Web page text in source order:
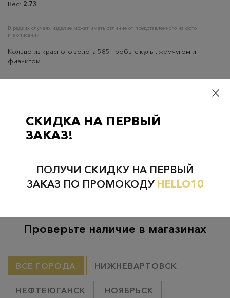
Вес: 2.73
В редких случаях изделие может иметь отличие от представленного на фото
и в описании
Кольцо из красного золота 585 пробы с культ. жемчугом и
фианитом
Самовывоз из пунктов выдачи CDEK
оплачен, в остальных случаях 300 руб.
товар оплачен, в остальных случаях 300 руб.
Проверьте наличие в магазинах
ВСЕ ГОРОДА НИЖНЕВАРТОВСК
НЕФТЕЮГАНСК НОЯБРЬСК
СКИДКА НА ПЕРВЫЙ
ЗАКАЗ!
ПОЛУЧИ СКИДКУ НА ПЕРВЫЙ
ЗАКАЗ ПО ПРОМОКОДУ HELLO10